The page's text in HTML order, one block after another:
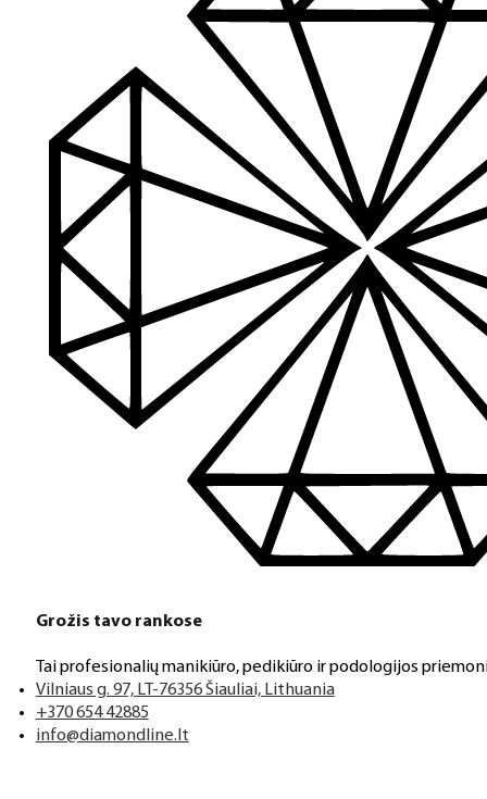
Grožis tavo rankose
Tai profesionalių manikiūro, pedikiūro ir podologijos
Vilniaus g. 97, LT-76356 Šiauliai, Lithuania
+370 654 42885
info@diamondline.lt